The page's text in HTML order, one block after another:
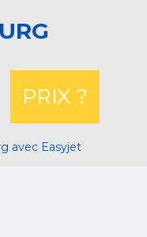
PRIX ?
avec Easyjet